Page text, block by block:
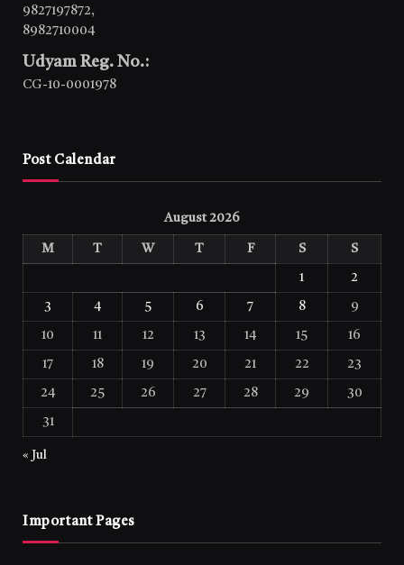
9827197872,
8982710004
Udyam Reg. No.:
CG-10-0001978
Post Calendar
August 2026
M T W T F S S
1 2
3 4 5 6 7 8 9
10 11 12 13 14 15 16
17 18 19 20 21 22 23
24 25 26 27 28 29 30
31
« Jul
Important Pages